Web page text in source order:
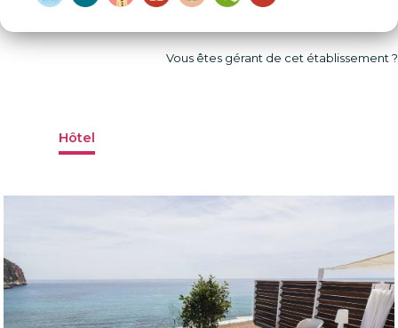
Vous êtes gérant de cet établissement ?
Hôtel